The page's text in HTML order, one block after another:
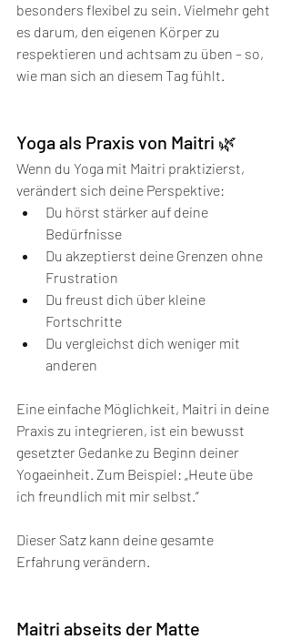
besonders flexibel zu sein. Vielmehr geht
es darum, den eigenen Körper zu
respektieren und achtsam zu üben – so,
wie man sich an diesem Tag fühlt.
Yoga als Praxis von Maitri 🌿
Wenn du Yoga mit Maitri praktizierst,
verändert sich deine Perspektive:
Du hörst stärker auf deine
Bedürfnisse
Du akzeptierst deine Grenzen ohne
Frustration
Du freust dich über kleine
Fortschritte
Du vergleichst dich weniger mit
anderen
Eine einfache Möglichkeit, Maitri in deine
Praxis zu integrieren, ist ein bewusst
gesetzter Gedanke zu Beginn deiner
Yogaeinheit. Zum Beispiel: „Heute übe
ich freundlich mit mir selbst.“
Dieser Satz kann deine gesamte
Erfahrung verändern.
Maitri abseits der Matte